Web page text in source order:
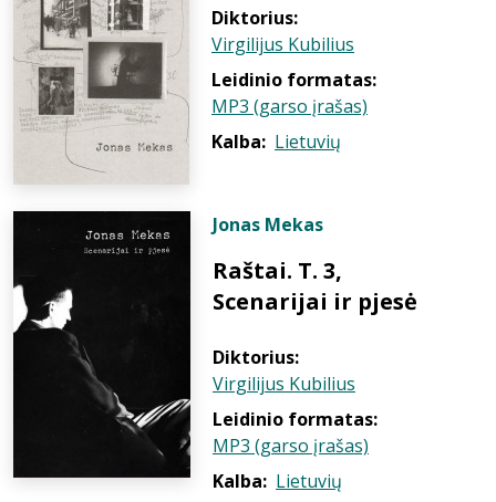
Diktorius:
Virgilijus Kubilius
Leidinio formatas:
MP3 (garso įrašas)
Kalba: Lietuvių
Jonas Mekas
Raštai. T. 3,
Scenarijai ir pjesė
Diktorius:
Virgilijus Kubilius
Leidinio formatas:
MP3 (garso įrašas)
Kalba: Lietuvių